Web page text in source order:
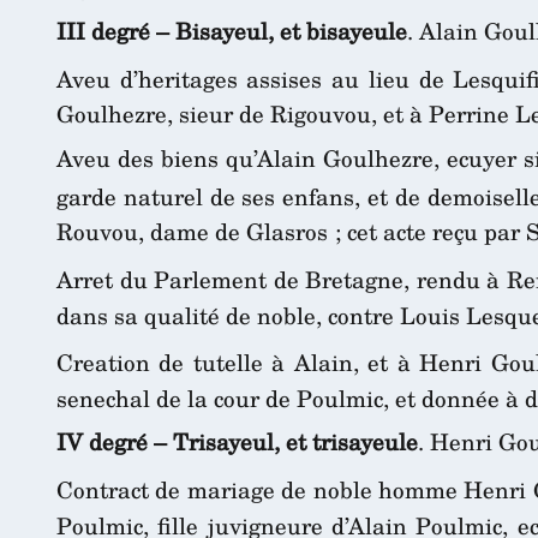
III degré – Bisayeul, et bisayeule. Alain
Aveu d’heritages assises au lieu de
Goulhezre, sieur de Rigouvou, et à Perrine
Aveu des biens qu’Alain Goulhezre,
garde naturel de ses enfans, et de
Rouvou, dame de Glasros ; cet acte reçu par
Arret du Parlement de Bretagne, rendu à
dans sa qualité de noble, contre Louis
Creation de tutelle à Alain, et à Henri
senechal de la cour de Poulmic, et donnée
IV degré – Trisayeul, et trisayeule. Henri
Contract de mariage de noble homme
Poulmic, fille juvigneure d’Alain Poulmic,